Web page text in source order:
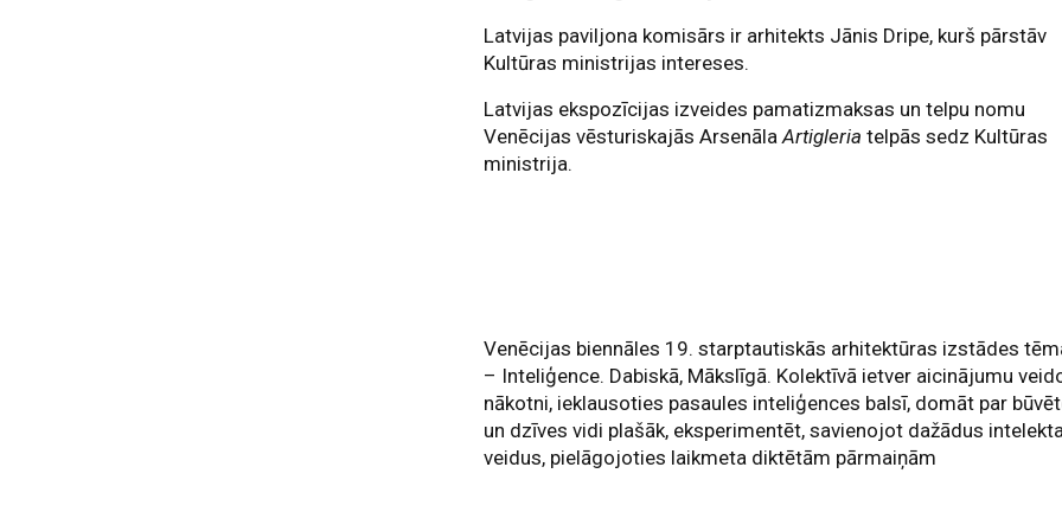
Latvijas paviljona komisārs ir arhitekts Jānis Dripe, kurš pārstāv
Kultūras ministrijas intereses.
Latvijas ekspozīcijas izveides pamatizmaksas un telpu nomu
Venēcijas vēsturiskajās ArsenālaArtigleria telpās sedz Kultūras
ministrija.
Venēcijas biennāles 19. starptautiskās arhitektūras izstādes
– Inteliģence. Dabiskā, Mākslīgā. Kolektīvā ietver aicinājumu
nākotni, ieklausoties pasaules inteliģences balsī, domāt par
un dzīves vidi plašāk, eksperimentēt, savienojot dažādus
veidus, pielāgojoties laikmeta diktētām pārmaiņām